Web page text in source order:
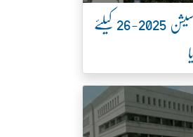
پی ایم ڈی سی نے تعلیمی سیشن 2025-26 کیلئے